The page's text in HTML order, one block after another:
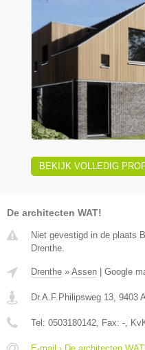
BEKIJK VOLLEDIG
De architecten WAT!
Niet gevestigd in de plaats
Drenthe.
Drenthe » Assen Google
Dr.A.F.Philipsweg 13 9403
Tel: 0503180142 , Fax: - ,